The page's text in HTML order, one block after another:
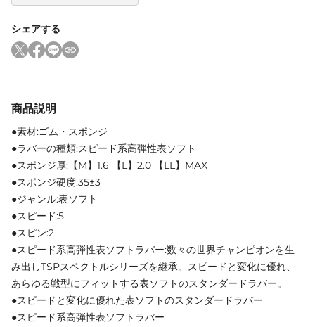
シェアする
商品説明
●素材:ゴム・スポンジ
●ラバーの種類:スピード系高弾性表ソフト
●スポンジ厚:【M】1.6 【L】2.0 【LL】MAX
●スポンジ硬度:35±3
●ジャンル:表ソフト
●スピード:5
●スピン:2
●スピード系高弾性表ソフトラバー:数々の世界チャンピオンを生
み出しTSPスペクトルシリーズを継承。スピードと変化に優れ、
あらゆる戦型にフィットする表ソフトのスタンダードラバー。
●スピードと変化に優れた表ソフトのスタンダードラバー
●スピード系高弾性表ソフトラバー